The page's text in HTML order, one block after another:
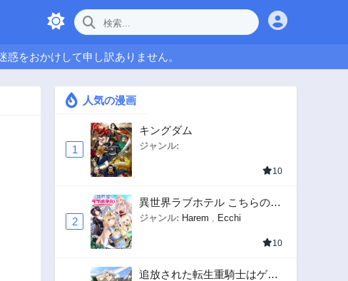
をおかけして申し訳ありません。
人気の漫画
1
キングダム
ジャンル:
10
2
異世界ラブホテル こちらのお
部屋はハーレムです
ジャンル: Harem Ecchi
10
追放された転生重騎士はゲー